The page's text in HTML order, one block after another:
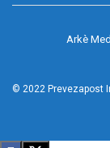
Arkè
© 2022 Prevezapost